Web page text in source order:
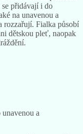
přidávají i do
na unavenou a
rozzařují. Fialka působí
dětskou pleť, naopak